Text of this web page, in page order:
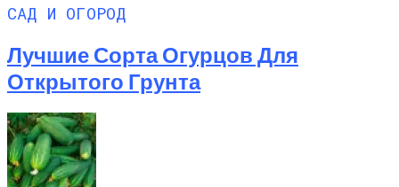
САД И ОГОРОД
Лучшие Сорта Огурцов Для
Открытого Грунта